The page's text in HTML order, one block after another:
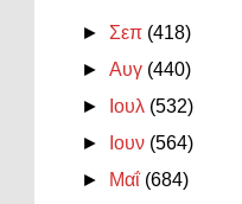
► Σεπ (418)
►Αυγ (440)
►
Ιουλ (532)
►
Ιουν (564)
►
Μαΐ (684)